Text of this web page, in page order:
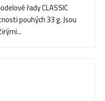
řady CLASSIC
pouhých 33 g. Jsou